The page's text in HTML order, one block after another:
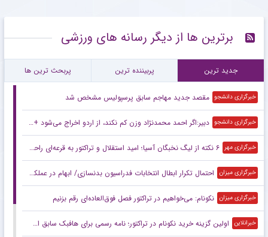
برترین ها از دیگر رسانه های ورزشی
جدید ترین پربیننده ترین پربحث ترین ها
خبرگزاری دانشجو مقصد جدید مهاجم سابق پرسپولیس مشخص شد
خبرگزاری دانشجو دبیر:اگر احمد محمدنژاد وزن کم نکند، از اردو اخراج می‌شود + فیلم
خبرگزاری مهر ۶ نکته از لیگ نخبگان آسیا؛ امید استقلال و تراکتور به قرعه‌ای راحت
خبرگزاری میزان احتمال تکرار ابطال انتخابات فدراسیون بدنسازی/ ابهام در عملکرد کمیسیون تطبیق و ورود کمیسیون اصل ۹۰ مجلس
خبرگزاری میزان نکونام: می‌خواهیم در تراکتور فصل فوق‌العاده‌ای رقم بزنیم
خبرانلاین اولین گزینه خرید نکونام در تراکتور؛ نامه رسمی برای هافبک سابق استقلال